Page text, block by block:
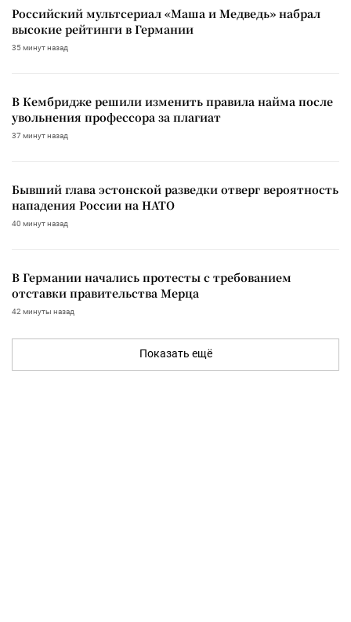
Российский мультсериал «Маша и Медведь» набрал
высокие рейтинги в Германии
35 минут назад
В Кембридже решили изменить правила найма после
увольнения профессора за плагиат
37 минут назад
Бывший глава эстонской разведки отверг вероятность
нападения России на НАТО
40 минут назад
В Германии начались протесты с требованием
отставки правительства Мерца
42 минуты назад
Показать ещё